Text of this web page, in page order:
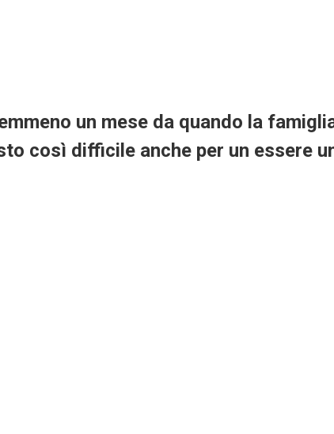
un mese da quando la
così difficile anche per un essere